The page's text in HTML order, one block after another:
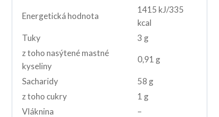
Energetická hodnota
1415 kJ/335
kcal
Tuky
3 g
z toho nasýtené mastné
kyseliny
0,91 g
Sacharidy
58 g
z toho cukry
1 g
Vláknina
–